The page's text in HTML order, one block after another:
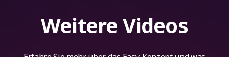
Weitere Videos